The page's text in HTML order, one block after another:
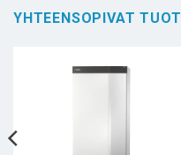
YHTEENSOPIVAT